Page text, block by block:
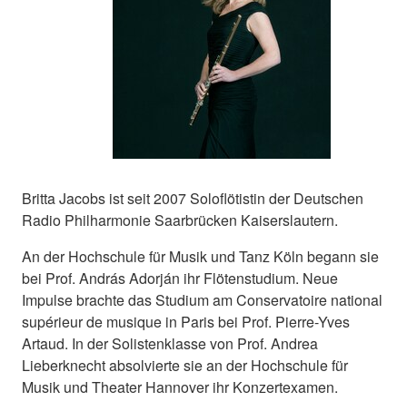
Britta Jacobs ist seit 2007 Soloflötistin der Deutschen
Radio Philharmonie Saarbrücken Kaiserslautern.
An der Hochschule für Musik und Tanz Köln begann sie
bei Prof. András Adorján ihr Flötenstudium. Neue
Impulse brachte das Studium am Conservatoire national
supérieur de musique in Paris bei Prof. Pierre-Yves
Artaud. In der Solistenklasse von Prof. Andrea
Lieberknecht absolvierte sie an der Hochschule für
Musik und Theater Hannover ihr Konzertexamen.